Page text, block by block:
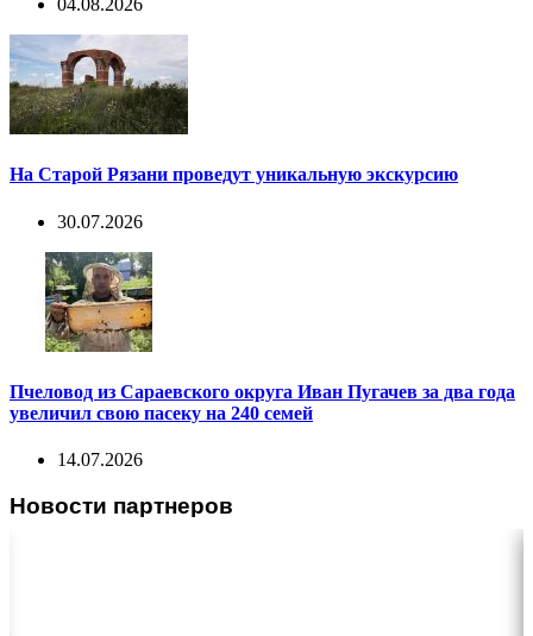
04.08.2026
На Старой Рязани проведут уникальную экскурсию
30.07.2026
Пчеловод из Сараевского округа Иван Пугачев за два года
увеличил свою пасеку на 240 семей
14.07.2026
Новости партнеров